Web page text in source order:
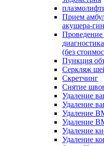
Прием
акушера-
Проведение
(без
Пункция
Серкляж
Скретчинг
Снятие
Удаление
Удаление
Удаление
Удаление
Удаление
Удаление